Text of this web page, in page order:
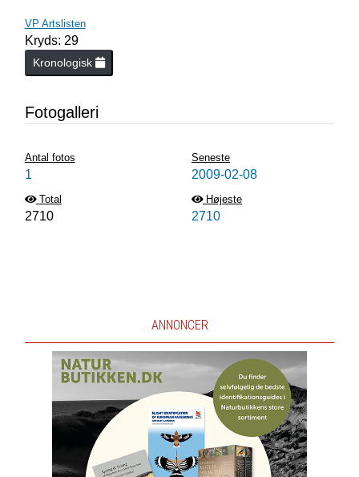
VP Artslisten
Kryds: 29
Kronologisk
Fotogalleri
Antal fotos
1
Seneste
2009-02-08
Total
2710
Højeste
2710
ANNONCER